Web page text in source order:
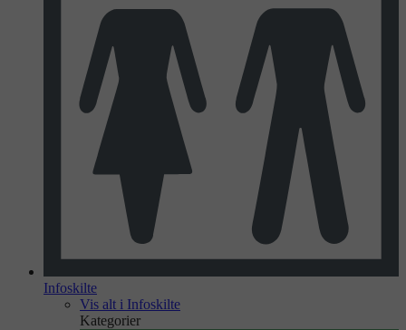
Infoskilte
Vis alt i Infoskilte
Kategorier